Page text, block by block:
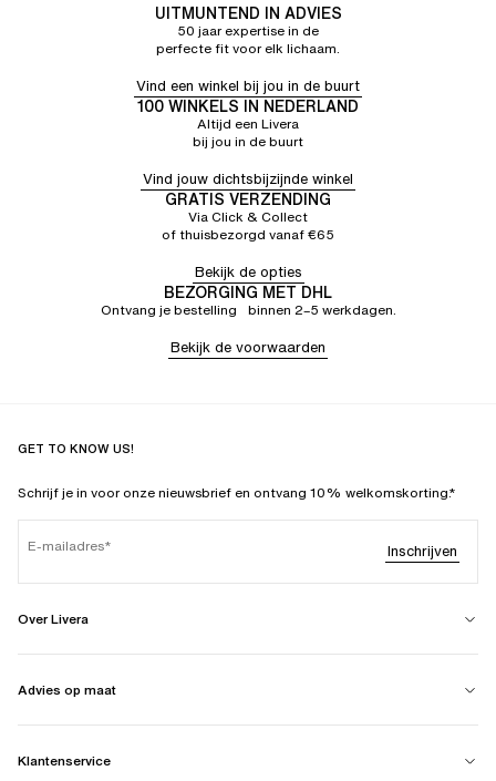
UITMUNTEND IN ADVIES
50 jaar expertise in de
perfecte fit voor elk lichaam.
Vind een winkel bij jou in de buurt
100 WINKELS IN NEDERLAND
Altijd een Livera
bij jou in de buurt
Vind jouw dichtsbijzijnde winkel
GRATIS VERZENDING
Via Click & Collect
of thuisbezorgd vanaf €65
Bekijk de opties
BEZORGING MET DHL
Ontvang je bestelling binnen 2–5 werkdagen.
Bekijk de voorwaarden
GET TO KNOW US!
Schrijf je in voor onze nieuwsbrief en ontvang 10% welkomskorting.*
E-mailadres Inschrijven
Over Livera
Advies op maat
Klantenservice